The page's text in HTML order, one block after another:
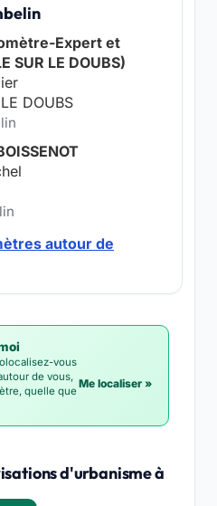
Expert et
SUR LE DOUBS)
DOUBS
autour de
vous
de vous,
quelle que
Me localiser »
d'urbanisme à